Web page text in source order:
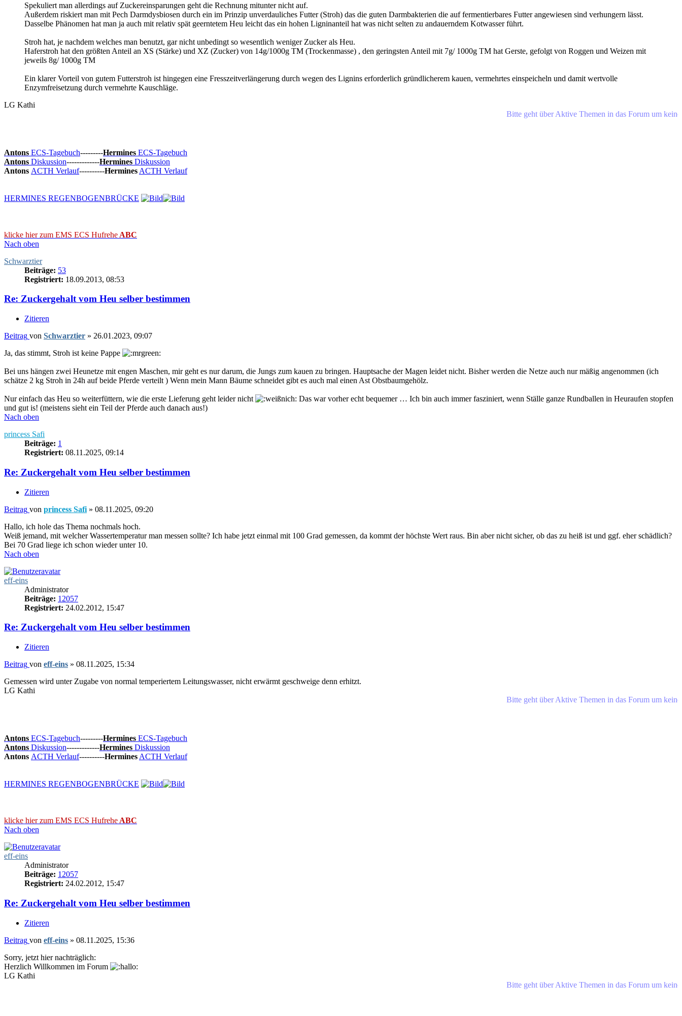
Spekuliert man allerdings auf Zuckereinsparungen geht die Rechnung mitunter nicht auf.
Außerdem riskiert man mit Pech Darmdysbiosen durch ein im Prinzip unverdauliches Futter (Stroh) das die guten Darmbakterien die auf fermentierbares Futter angewiesen sind verhungern lässt.
Dasselbe Phänomen hat man ja auch mit relativ spät geerntetem Heu leicht das ein hohen Ligninanteil hat was nicht selten zu andauerndem Kotwasser führt.
Stroh hat, je nachdem welches man benutzt, gar nicht unbedingt so wesentlich weniger Zucker als Heu.
Haferstroh hat den größten Anteil an XS (Stärke) und XZ (Zucker) von 14g/1000g TM (Trockenmasse) , den geringsten Anteil mit 7g/ 1000g TM hat Gerste, gefolgt von Roggen und Weizen mit
jeweils 8g/ 1000g TM
Ein klarer Vorteil von gutem Futterstroh ist hingegen eine Fresszeitverlängerung durch wegen des Lignins erforderlich gründlicherem kauen, vermehrtes einspeicheln und damit wertvolle
Enzymfreisetzung durch vermehrte Kauschläge.
LG Kathi
Bitte geht über Aktive Themen in das Forum um keine
Antons ECS-Tagebuch---------Hermines ECS-Tagebuch
Antons Diskussion-------------Hermines Diskussion
Antons ACTH Verlauf----------Hermines ACTH Verlauf
HERMINES REGENBOGENBRÜCKE
klicke hier zum EMS ECS Hufrehe ABC
Nach oben
Schwarztier
Beiträge: 53
Registriert: 18.09.2013, 08:53
Re: Zuckergehalt vom Heu selber bestimmen
Zitieren
Beitrag von Schwarztier » 26.01.2023, 09:07
Ja, das stimmt, Stroh ist keine Pappe
Bei uns hängen zwei Heunetze mit engen Maschen, mir geht es nur darum, die Jungs zum kauen zu bringen. Hauptsache der Magen leidet nicht. Bisher werden die Netze auch nur mäßig angenommen (ich
schätze 2 kg Stroh in 24h auf beide Pferde verteilt ) Wenn mein Mann Bäume schneidet gibt es auch mal einen Ast Obstbaumgehölz.
Nur einfach das Heu so weiterfüttern, wie die erste Lieferung geht leider nicht
Das war vorher echt bequemer … Ich bin auch immer fasziniert, wenn Ställe ganze Rundballen in Heuraufen stopfen
und gut is! (meistens sieht ein Teil der Pferde auch danach aus!)
Nach oben
princess Safi
Beiträge: 1
Registriert: 08.11.2025, 09:14
Re: Zuckergehalt vom Heu selber bestimmen
Zitieren
Beitrag von princess Safi » 08.11.2025, 09:20
Hallo, ich hole das Thema nochmals hoch.
Weiß jemand, mit welcher Wassertemperatur man messen sollte? Ich habe jetzt einmal mit 100 Grad gemessen, da kommt der höchste Wert raus. Bin aber nicht sicher, ob das zu heiß ist und ggf. eher schädlich?
Bei 70 Grad liege ich schon wieder unter 10.
Nach oben
eff-eins
Administrator
Beiträge: 12057
Registriert: 24.02.2012, 15:47
Re: Zuckergehalt vom Heu selber bestimmen
Zitieren
Beitrag von eff-eins » 08.11.2025, 15:34
Gemessen wird unter Zugabe von normal temperiertem Leitungswasser, nicht erwärmt geschweige denn erhitzt.
LG Kathi
Bitte geht über Aktive Themen in das Forum um keine
Antons ECS-Tagebuch---------Hermines ECS-Tagebuch
Antons Diskussion-------------Hermines Diskussion
Antons ACTH Verlauf----------Hermines ACTH Verlauf
HERMINES REGENBOGENBRÜCKE
klicke hier zum EMS ECS Hufrehe ABC
Nach oben
eff-eins
Administrator
Beiträge: 12057
Registriert: 24.02.2012, 15:47
Re: Zuckergehalt vom Heu selber bestimmen
Zitieren
Beitrag von eff-eins » 08.11.2025, 15:36
Sorry, jetzt hier nachträglich:
Herzlich Willkommen im Forum
LG Kathi
Bitte geht über Aktive Themen in das Forum um keine